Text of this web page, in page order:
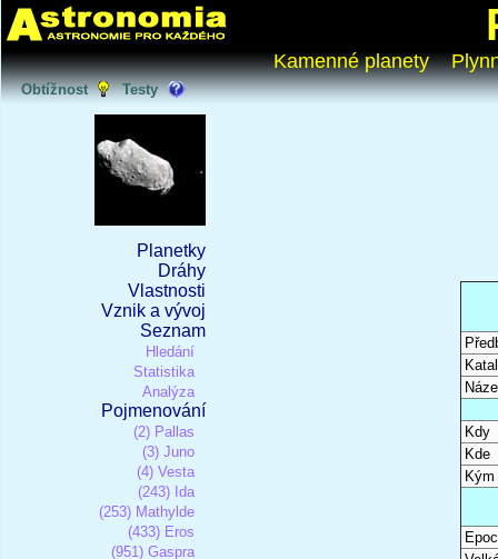
Kamenné planety
Obtížnost Testy
Planetky
Dráhy
Vlastnosti
Vznik a vývoj
Seznam
Hledání
Statistika
Analýza
Pojmenování
(2) Pallas
(3) Juno
(4) Vesta
(243) Ida
(253) Mathylde
(433) Eros
(951) Gaspra
Kdy
Kde
Kým